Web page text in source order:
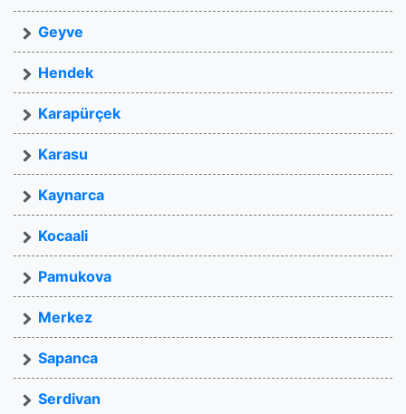
Geyve
Hendek
Karapürçek
Karasu
Kaynarca
Kocaali
Pamukova
Merkez
Sapanca
Serdivan